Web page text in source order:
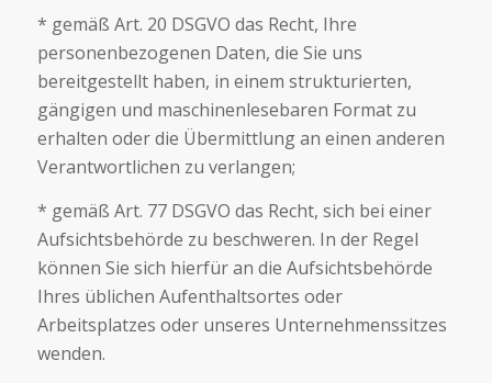
* gemäß Art. 20 DSGVO das Recht, Ihre
personenbezogenen Daten, die Sie uns
bereitgestellt haben, in einem strukturierten,
gängigen und maschinenlesebaren Format zu
erhalten oder die Übermittlung an einen anderen
Verantwortlichen zu verlangen;
* gemäß Art. 77 DSGVO das Recht, sich bei einer
Aufsichtsbehörde zu beschweren. In der Regel
können Sie sich hierfür an die Aufsichtsbehörde
Ihres üblichen Aufenthaltsortes oder
Arbeitsplatzes oder unseres Unternehmenssitzes
wenden.